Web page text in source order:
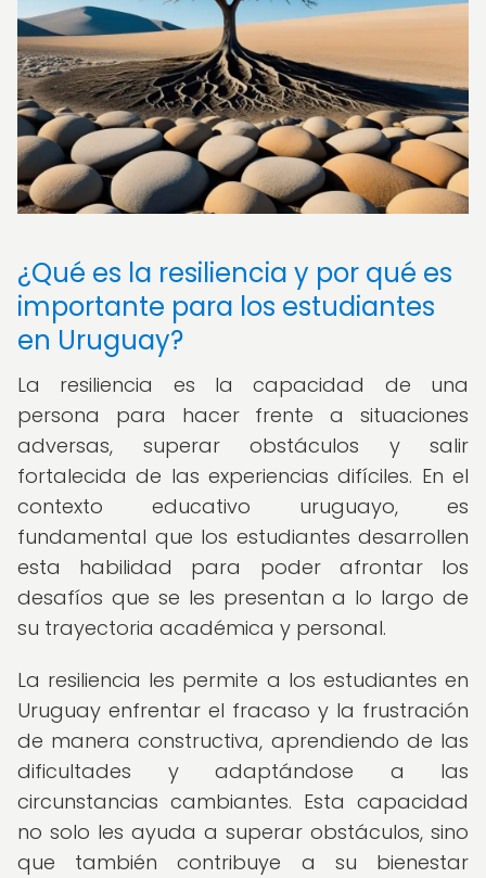
¿Qué es la resiliencia y por qué es
importante para los estudiantes
en Uruguay?
La resiliencia es la capacidad de una
persona para hacer frente a situaciones
adversas, superar obstáculos y salir
fortalecida de las experiencias difíciles. En el
contexto educativo uruguayo, es
fundamental que los estudiantes desarrollen
esta habilidad para poder afrontar los
desafíos que se les presentan a lo largo de
su trayectoria académica y personal.
La resiliencia les permite a los estudiantes en
Uruguay enfrentar el fracaso y la frustración
de manera constructiva, aprendiendo de las
dificultades y adaptándose a las
circunstancias cambiantes. Esta capacidad
no solo les ayuda a superar obstáculos, sino
que también contribuye a su bienestar